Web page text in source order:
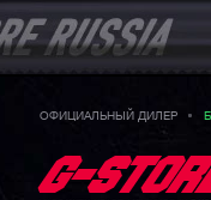
ОФИЦИАЛЬНЫЙ ДИЛЕР